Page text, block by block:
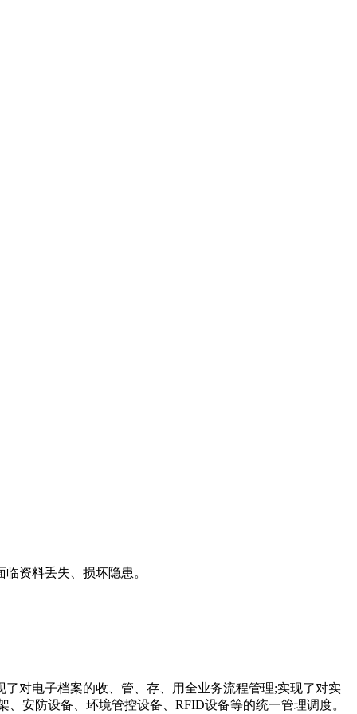
资料丢失、损坏隐患。
对电子档案的收、管、存、用全业务流程管理;实现了对实
、安防设备、环境管控设备、RFID设备等的统一管理调度。